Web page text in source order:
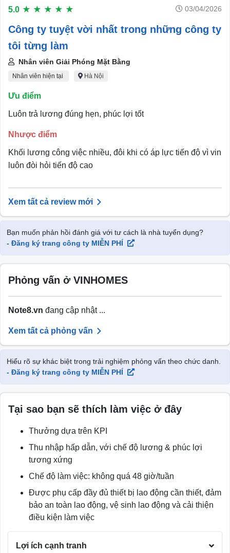
5.0 ★ ★ ★ ★ ★ 03/04/2026
Công ty tuyệt vời nhất trong những công ty
tôi từng làm
Nhân viên Giải Phóng Mặt Bằng
Nhân viên hiện tại Hà Nội
Ưu điểm
Luôn trả lương đúng hẹn, phúc lợi tốt
Nhược điểm
Khối lương công việc nhiều, đôi khi có áp lực tiến độ vì vin
luôn đòi hỏi tiến độ cao
Xem tất cả review mới
Bạn muốn phản hồi đánh giá với tư cách là nhà tuyển dụng?
- Đăng ký trang công ty MIỄN PHÍ
Phỏng vấn ở VINHOMES
Note8.vn đang cập nhật ...
Xem tất cả phỏng vấn
Hiểu rõ sự khác biệt trong trải nghiệm phỏng vấn theo chức danh.
- Đăng ký trang công ty MIỄN PHÍ
Tại sao bạn sẽ thích làm việc ở đây
Thưởng dựa trên KPI
Thu nhập hấp dẫn, với chế độ lương & phúc lợi
tương xứng
Chế độ làm việc: không quá 48 giờ/tuần
Được phụ cấp đầy đủ thiết bị lao động cần thiết, đảm
bảo an toàn lao động, vệ sinh lao động và cải thiện
điều kiện làm việc
Lợi ích cạnh tranh